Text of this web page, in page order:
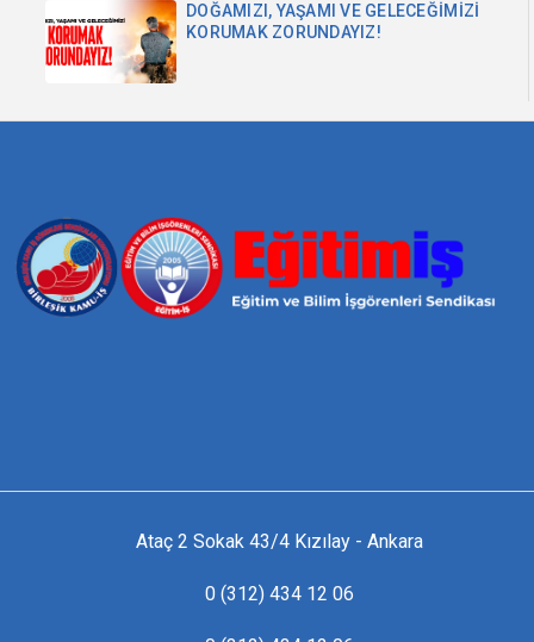
DOĞAMIZI, YAŞAMI VE GELECEĞİMİZİ
KORUMAK ZORUNDAYIZ!
Ataç 2 Sokak 43/4 Kızılay - Ankara
0 (312) 434 12 06